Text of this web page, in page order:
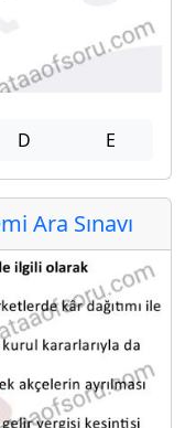
D E
Ara Sınavı